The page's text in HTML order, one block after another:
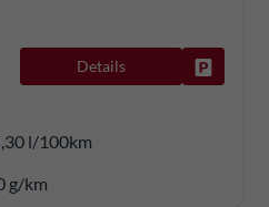
Details
l/100km
g/km